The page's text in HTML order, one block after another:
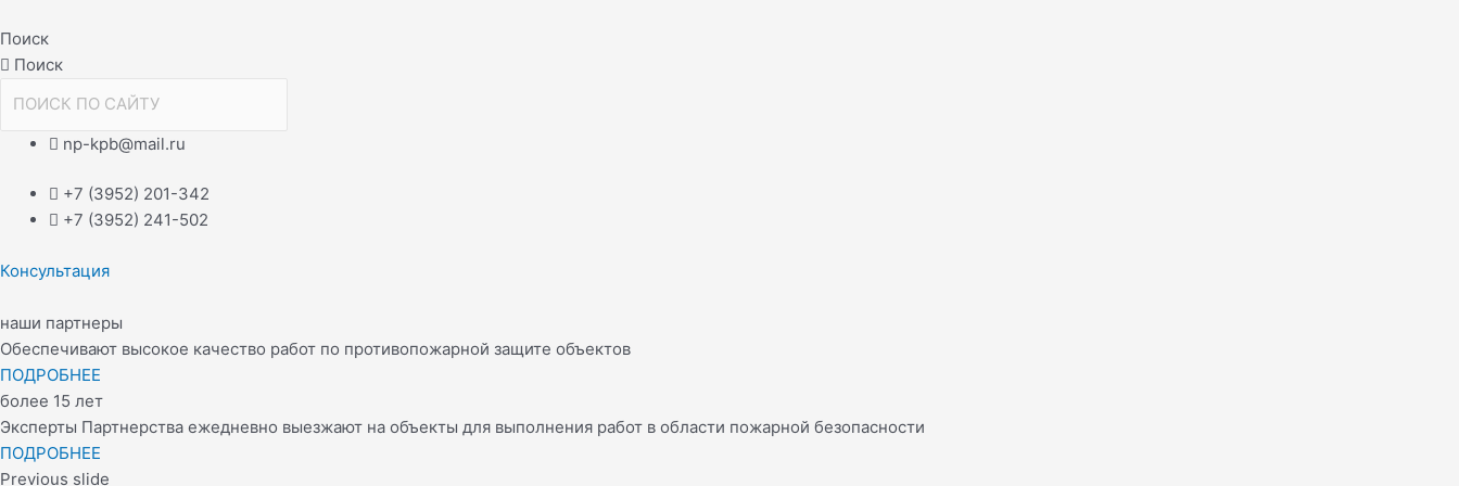
к
содержимому
Поиск
Поиск
np-kpb@mail.ru
+7 (3952) 201-342
+7 (3952) 241-502
Консультация
наши партнеры
Обеспечивают высокое качество работ по противопожарной защите объектов
ПОДРОБНЕЕ
более 15 лет
Эксперты Партнерства ежедневно выезжают на объекты для выполнения работ в области пожарной безопасности
ПОДРОБНЕЕ
Previous slide